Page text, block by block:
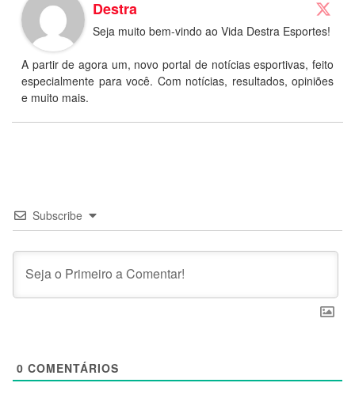
Destra
Seja muito bem-vindo ao Vida Destra Esportes!
A partir de agora um, novo portal de notícias esportivas, feito
especialmente para você. Com notícias, resultados, opiniões
e muito mais.
Subscribe
0 COMENTÁRIOS